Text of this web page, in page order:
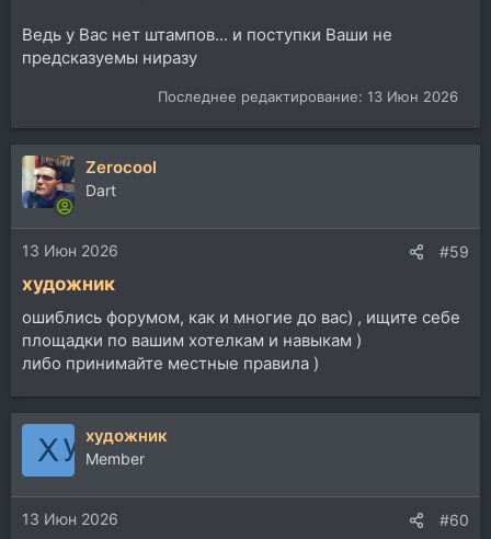
Ведь у Вас нет штампов... и поступки Ваши не
предсказуемы ниразу
Последнее редактирование: 13 Июн 2026
Zerocool
Dart
13 Июн 2026 #59
художник
ошиблись форумом, как и многие до вас) , ищите себе
площадки по вашим хотелкам и навыкам )
либо принимайте местные правила )
художник
Member
13 Июн 2026 #60